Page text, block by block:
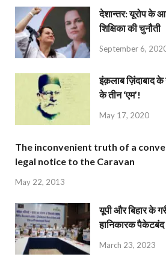
देशान्‍तर: यूरोप के
शिक्षिका की चुनौती
September 6,
इंक़लाब ज़िंदाबाद
के तीन ‘एम’!
May 17, 2020
The inconvenient truth of a
legal notice to the Caravan
May 22, 2013
यूपी और बिहार के
हानिकारक
March 23, 2023